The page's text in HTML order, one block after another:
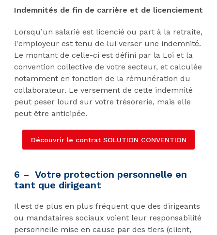
Indemnités de fin de carrière et de licenciement
Lorsqu’un salarié est licencié ou part à la retraite,
l'employeur est tenu de lui verser une indemnité.
Le montant de celle-ci est défini par la Loi et la
convention collective de votre secteur, et calculée
notamment en fonction de la rémunération du
collaborateur. Le versement de cette indemnité
peut peser lourd sur votre trésorerie, mais elle
peut être anticipée.
Découvrir le contrat SOLUTION CONVENTION
6 – Votre protection personnelle en
tant que dirigeant
Il est de plus en plus fréquent que des dirigeants
ou mandataires sociaux voient leur responsabilité
personnelle mise en cause par des tiers (client,